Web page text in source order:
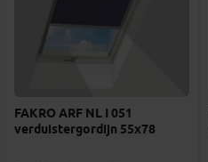
FAKRO ARF NL I 051
verduistergordijn 55x78